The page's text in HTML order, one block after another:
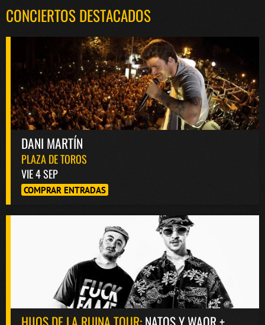
CONCIERTOS DESTACADOS
DANI MARTÍN
PLAZA DE TOROS
VIE 4 SEP
COMPRAR ENTRADAS